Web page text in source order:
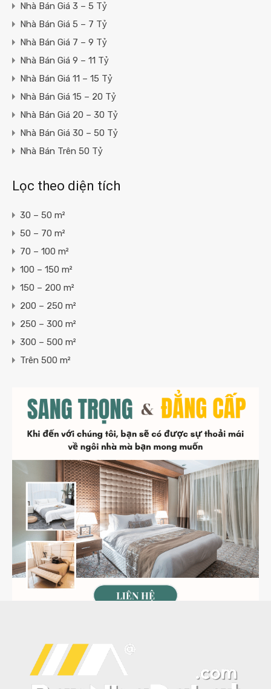
Nhà Bán Giá 3 – 5 Tỷ
Nhà Bán Giá 5 – 7 Tỷ
Nhà Bán Giá 7 – 9 Tỷ
Nhà Bán Giá 9 – 11 Tỷ
Nhà Bán Giá 11 – 15 Tỷ
Nhà Bán Giá 15 – 20 Tỷ
Nhà Bán Giá 20 – 30 Tỷ
Nhà Bán Giá 30 – 50 Tỷ
Nhà Bán Trên 50 Tỷ
Lọc theo diện tích
30 – 50 m²
50 – 70 m²
70 – 100 m²
100 – 150 m²
150 – 200 m²
200 – 250 m²
250 – 300 m²
300 – 500 m²
Trên 500 m²